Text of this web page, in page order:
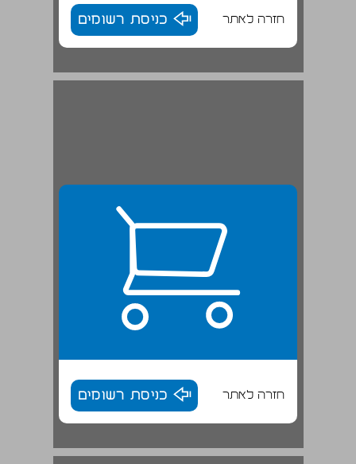
חזרה לאתר כניסת רשומים
חזרה לאתר כניסת רשומים